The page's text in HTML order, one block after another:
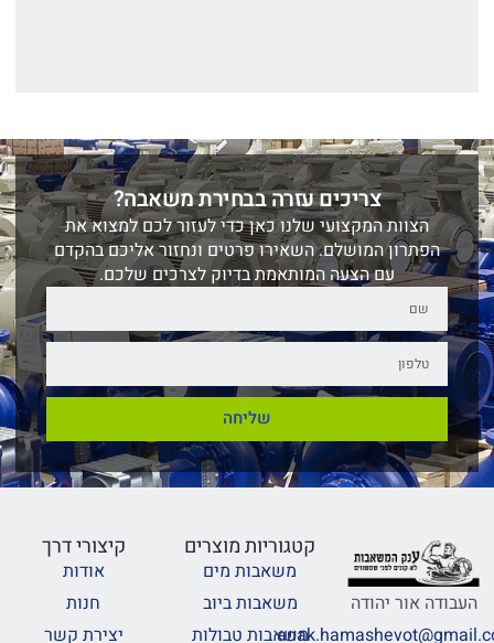
צריכים עזרה בבחירת משאבה?
הצוות המקצועי שלנו כאן כדי לעזור לכם למצוא את
הפתרון המושלם. השאירו פרטים ונחזור אליכם בהקדם
עם הצעה המותאמת בדיוק לצרכים שלכם.
שליחה
העבודה אור יהודה
קטגוריות מוצרים
משאבות מים
משאבות ביוב
משאבות טבולות
קיצורי דרך
אודות
חנות
יצירת קשר